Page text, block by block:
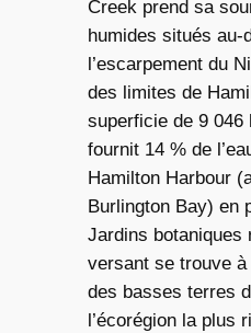
Creek prend sa
humides situés au-
l’escarpement du
des limites de
superficie de 9 046
fournit 14 % de
Hamilton Harbour
Burlington Bay) en
Jardins botaniques
versant se trouve
des basses terres
l’écorégion la plus